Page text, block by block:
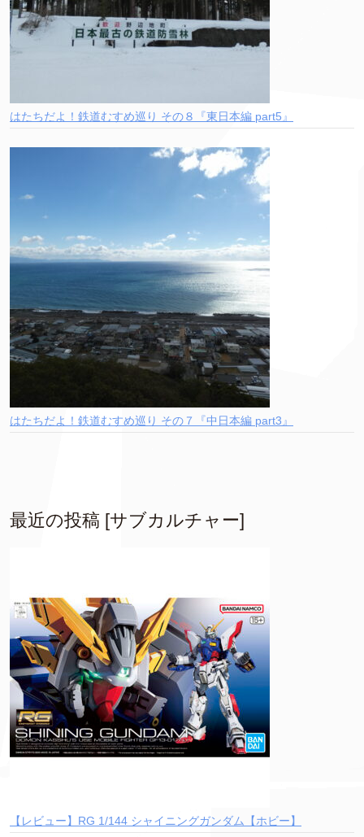
はたちだよ！鉄道むすめ巡り その８『東日本編 part5』
はたちだよ！鉄道むすめ巡り その７『中日本編 part3』
最近の投稿 [サブカルチャー]
【レビュー】RG 1/144 シャイニングガンダム【ホビー】